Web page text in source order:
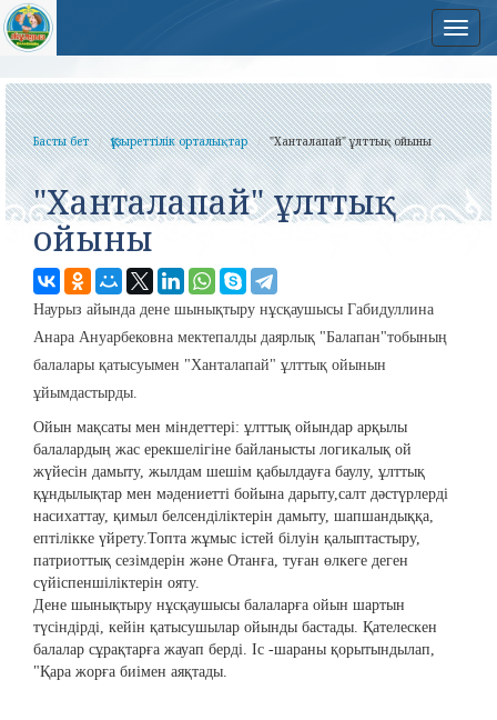
Басты бет Құзыреттілік орталықтар "Ханталапай" ұлттық ойыны
"Ханталапай" ұлттық
ойыны
Наурыз айында дене шынықтыру нұсқаушысы Габидуллина
Анара Ануарбековна мектепалды даярлық "Балапан"тобының
балалары қатысуымен "Ханталапай" ұлттық ойынын
ұйымдастырды.
Ойын мақсаты мен міндеттері: ұлттық ойындар арқылы
балалардың жас ерекшелігіне байланысты логикалық ой
жүйесін дамыту, жылдам шешім қабылдауға баулу, ұлттық
құндылықтар мен мәдениетті бойына дарыту,салт дәстүрлерді
насихаттау, қимыл белсенділіктерін дамыту, шапшандыққа,
ептілікке үйрету.Топта жұмыс істей білуін қалыптастыру,
патриоттық сезімдерін және Отанға, туған өлкеге деген
сүйіспеншіліктерін ояту.
Дене шынықтыру нұсқаушысы балаларға ойын шартын
түсіндірді, кейін қатысушылар ойынды бастады. Қателескен
балалар сұрақтарға жауап берді. Іс -шараны қорытындылап,
"Қара жорға биімен аяқтады.